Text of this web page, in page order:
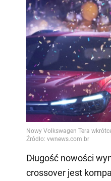
Długość nowości
crossover jest